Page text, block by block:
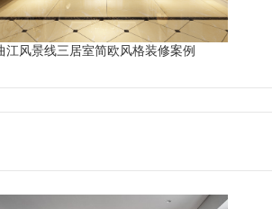
江风景线三居室简欧风格装修案例